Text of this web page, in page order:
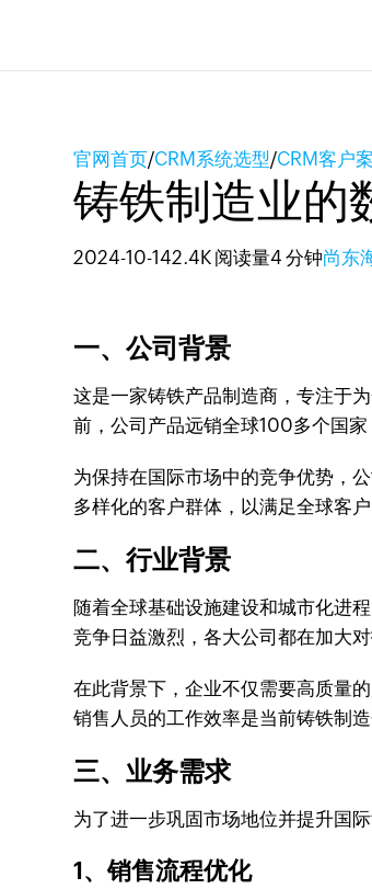
官网首页/CRM系统选型/CRM客户
铸铁制造业的
2024-10-142.4K 阅读量4 分钟尚东
一、公司背景
这是一家铸铁产品制造商，专注于
前，公司产品远销全球100多个国
为保持在国际市场中的竞争优势，
多样化的客户群体，以满足全球客户
二、行业背景
随着全球基础设施建设和城市化进
竞争日益激烈，各大公司都在加大
在此背景下，企业不仅需要高质量
销售人员的工作效率是当前铸铁制
三、业务需求
为了进一步巩固市场地位并提升国
1、销售流程优化